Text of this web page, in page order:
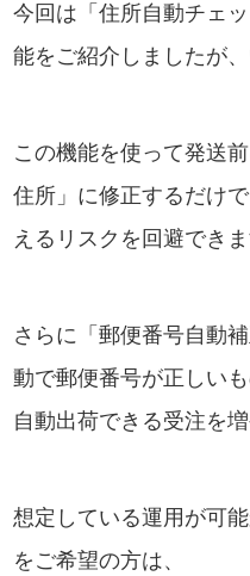
今回は「住所自動チェ
能をご紹介しましたが
この機能を使って発送
住所」に修正するだけ
えるリスクを回避できま
さらに「郵便番号自動
動で郵便番号が正しい
自動出荷できる受注を
想定している運用が可
をご希望の方は、